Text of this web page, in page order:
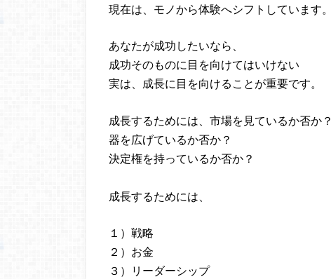
現在は、モノから体験へシフトしています。
あなたが成功したいなら、
成功そのものに目を向けてはいけない
実は、成長に目を向けることが重要です。
成長するためには、市場を見ているか否か？
器を広げているか否か？
決定権を持っているか否か？
成長するためには、
１）戦略
２）お金
３）リーダーシップ